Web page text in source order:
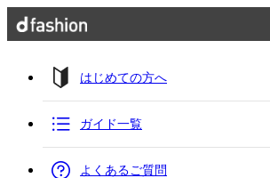
はじめての方へ
ガイド一覧
よくあるご質問